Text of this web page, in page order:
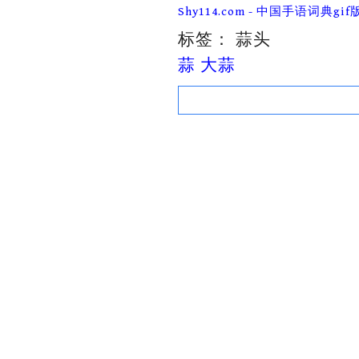
Skip
content
Shy114.com - 中国手语词典gif
标签： 蒜头
蒜 大蒜
Search